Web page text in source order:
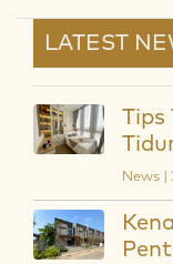
LATEST
Tips
News |